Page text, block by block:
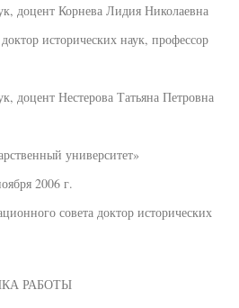
доцент Корнева Лидия Николаевна
исторических наук, профессор
доцент Нестерова Татьяна Петровна
университет»
2006 г.
совета доктор исторических
РАБОТЫ